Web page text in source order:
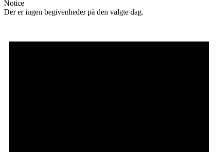
Notice
Der er ingen begivenheder på den valgte dag.